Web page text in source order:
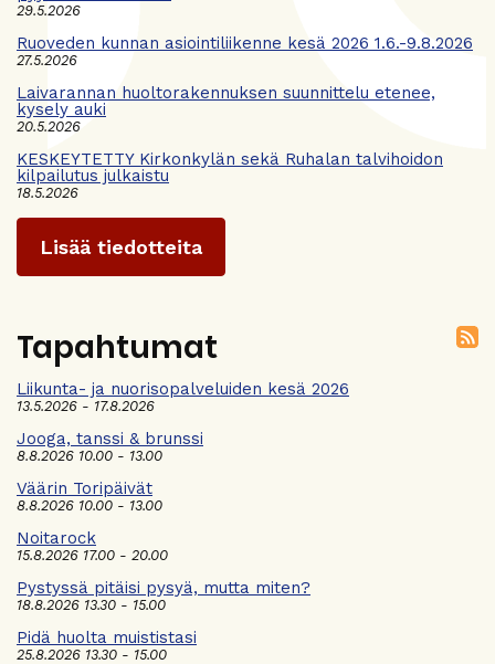
29.5.2026
Ruoveden kunnan asiointiliikenne kesä 2026 1.6.-9.8.2026
27.5.2026
Laivarannan huoltorakennuksen suunnittelu etenee,
kysely auki
20.5.2026
KESKEYTETTY Kirkonkylän sekä Ruhalan talvihoidon
kilpailutus julkaistu
18.5.2026
Lisää tiedotteita
Tapahtumat
Liikunta- ja nuorisopalveluiden kesä 2026
13.5.2026 - 17.8.2026
Jooga, tanssi & brunssi
8.8.2026 10.00 - 13.00
Väärin Toripäivät
8.8.2026 10.00 - 13.00
Noitarock
15.8.2026 17.00 - 20.00
Pystyssä pitäisi pysyä, mutta miten?
18.8.2026 13.30 - 15.00
Pidä huolta muististasi
25.8.2026 13.30 - 15.00